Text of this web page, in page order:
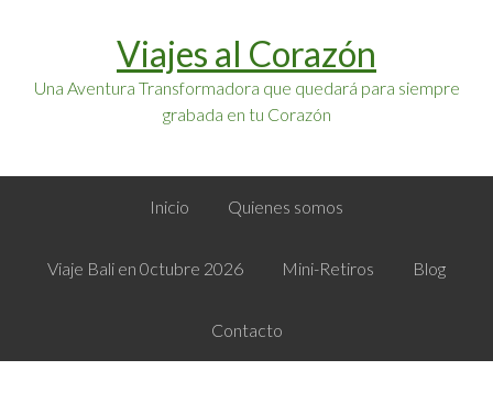
contenido
Viajes al Corazón
Una Aventura Transformadora que quedará para siempre
grabada en tu Corazón
Inicio Quienes somos
Viaje Bali en 0ctubre 2026 Mini-Retiros Blog
Contacto